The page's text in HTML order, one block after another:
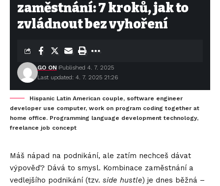
zaměstnání: 7 kroků, jak to
zvládnout bez vyhoření
Last updated: 4. 7. 2025 21:26
GO ON Published 4. 7. 2025
Hispanic Latin American couple, software engineer
developer use computer, work on program coding together at
home office. Programming language development technology,
freelance job concept
Máš nápad na podnikání, ale zatím nechceš dávat
výpověď? Dává to smysl. Kombinace zaměstnání a
vedlejšího podnikání (tzv. side hustle) je dnes běžná –